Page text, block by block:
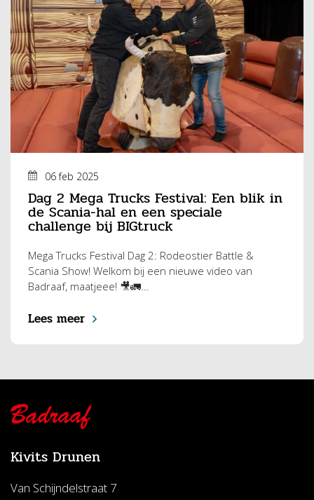
06 feb 2025
Dag 2 Mega Trucks Festival: Een blik in
de Scania-hal en een speciale
challenge bij BIGtruck
Mega Trucks Festival Dag 2: Rodeostier Battle &
Scania Show! Welkom bij een nieuwe video van
Badraaf, maatjeee! 🎥🚛...
Lees meer
Kivits Drunen
Van Schijndelstraat 7